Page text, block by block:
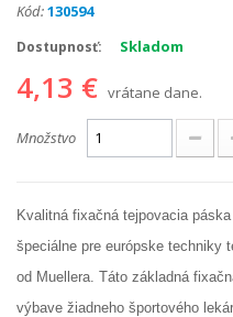
Kód:130594
Dostupnosť: Skladom
4,13 € vrátane dane.
Množstvo
Kvalitná fixačná tejpovacia
špeciálne pre európske techniky
od Muellera. Táto základná
výbave žiadneho športového